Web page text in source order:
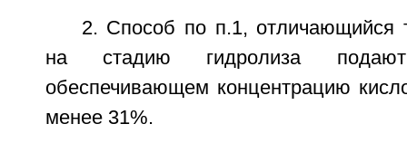
2. Способ по п.1, отличающийся
на стадию гидролиза
обеспечивающем концентрацию
менее 31%.